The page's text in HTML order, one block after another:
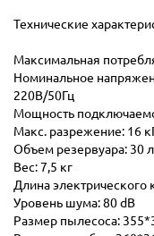
Технические
Максимальная
Номинальное
220В/50Гц
Мощность
Макс. разрежение: 16
Объем резервуара: 30 л
Вес: 7,5 кг
Длина электрического
Уровень шума: 80 dB
Размер пылесоса: